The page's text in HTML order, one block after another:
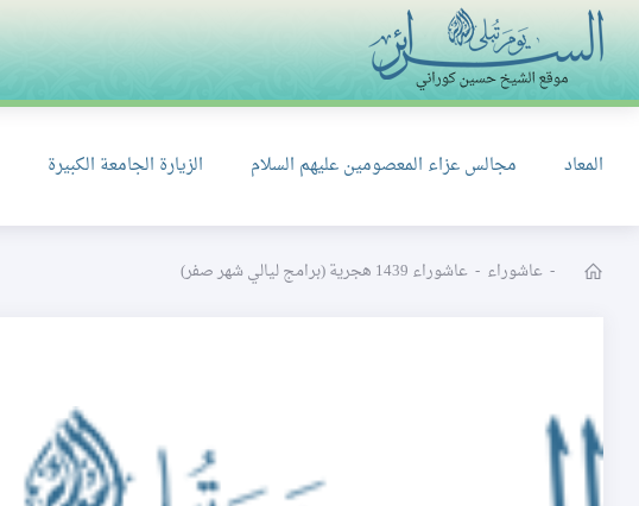
المعاد مجالس عزاء المعصومين عليهم السلام الزيارة الجامعة الكبيرة
- عاشوراء - عاشوراء 1439 هجرية (برامج ليالي شهر صفر)